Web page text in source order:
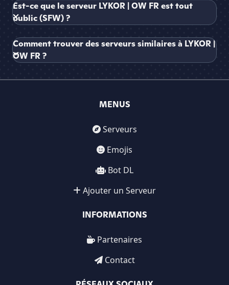
Est-ce que le serveur LYKOR | OW FR est tout
public (SFW) ?
Comment trouver des serveurs similaires à LYKOR |
OW FR ?
MENUS
Serveurs
Emojis
Bot DL
Ajouter un Serveur
INFORMATIONS
Partenaires
Contact